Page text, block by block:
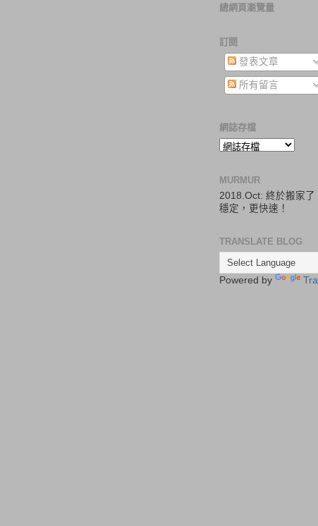
總網頁瀏覽量
訂閱
發表文章
所有留言
網誌存檔
MURMUR
2018.Oct: 終於搬家了
穩定，更快速！
TRANSLATE BLOG
Powered by